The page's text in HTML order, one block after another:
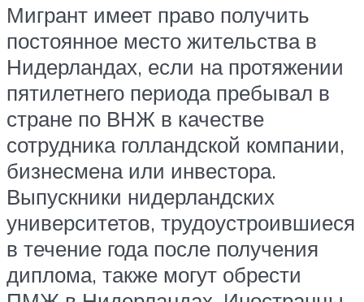
Мигрант имеет право получить
постоянное место жительства в
Нидерландах, если на протяжении
пятилетнего периода пребывал в
стране по ВНЖ в качестве
сотрудника голландской компании,
бизнесмена или инвестора.
Выпускники нидерландских
университетов, трудоустроившиеся
в течение года после получения
диплома, также могут обрести